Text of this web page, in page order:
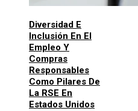
Diversidad E
Inclusión En El
Empleo Y
Compras
Responsables
Como Pilares De
La RSE En
Estados Unidos